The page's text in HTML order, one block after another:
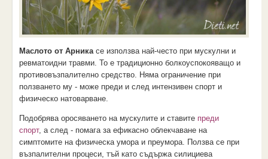
Маслото от Арникасе използва най-често при мускулни и
ревматоидни травми. То е традиционно болкоуспокояващо и
противовъзпалително средство. Няма ограничение при
ползването му - може преди и след интензивен спорт и
физическо натоварване.
Подобрява оросяването на мускулите и ставите преди
спорт, а след - помага за ефикасно облекчаване на
симптомите на физическа умора и преумора. Ползва се при
възпалителни процеси, тъй като съдържа силициева